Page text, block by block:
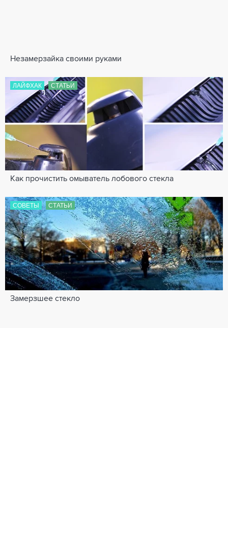
Незамерзайка своими руками
ЛАЙФХАК СТАТЬИ
Как прочистить омыватель лобового стекла
СОВЕТЫ СТАТЬИ
Замерзшее стекло